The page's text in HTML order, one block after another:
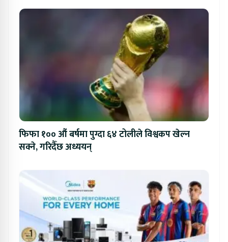
फिफा १०० औं बर्षमा पुग्दा ६४ टोलीले विश्वकप खेल्न
सक्ने, गरिदैँछ अध्ययन्